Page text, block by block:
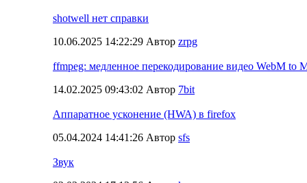
shotwell нет справки
10.06.2025 14:22:29 Автор zrpg
ffmpeg: медленное перекодирование видео WebM to
14.02.2025 09:43:02 Автор 7bit
Аппаратное усконение (HWA) в firefox
05.04.2024 14:41:26 Автор sfs
Звук